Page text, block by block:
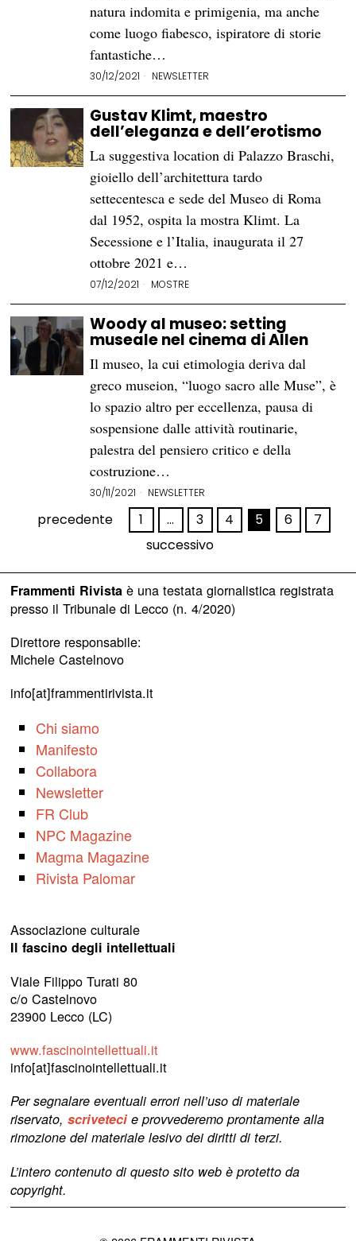
natura indomita e primigenia, ma anche
come luogo fiabesco, ispiratore di storie
fantastiche…
30/12/2021 NEWSLETTER
Gustav Klimt, maestro
dell’eleganza e dell’erotismo
La suggestiva location di Palazzo Braschi,
gioiello dell’architettura tardo
settecentesca e sede del Museo di Roma
dal 1952, ospita la mostra Klimt. La
Secessione e l’Italia, inaugurata il 27
ottobre 2021 e…
07/12/2021 MOSTRE
Woody al museo: setting
museale nel cinema di Allen
Il museo, la cui etimologia deriva dal
greco museion, “luogo sacro alle Muse”, è
lo spazio altro per eccellenza, pausa di
sospensione dalle attività routinarie,
palestra del pensiero critico e della
costruzione…
30/11/2021 NEWSLETTER
precedente 1 … 3 4 5 6
7
successivo
Frammenti Rivistaè una testata giornalistica registrata
presso il Tribunale di Lecco (n. 4/2020)
Direttore responsabile:
Michele Castelnovo
info[at]frammentirivista.it
Chi siamo
Manifesto
Collabora
Newsletter
FR Club
NPC Magazine
Magma Magazine
Rivista Palomar
Associazione culturale
Il fascino degli intellettuali
Viale Filippo Turati 80
c/o Castelnovo
23900 Lecco (LC)
www.fascinointellettuali.it
info[at]fascinointellettuali.it
Per segnalare eventuali errori nell’uso di materiale
riservato,scriveteci e provvederemo prontamente alla
rimozione del materiale lesivo dei diritti di terzi.
L’intero contenuto di questo sito web è protetto da
copyright.